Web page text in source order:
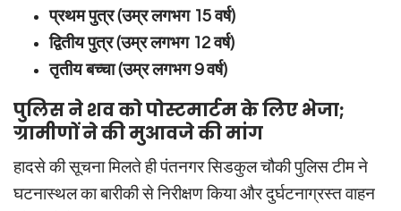
प्रथम पुत्र (उम्र लगभग 15 वर्ष)
द्वितीय पुत्र (उम्र लगभग 12 वर्ष)
तृतीय बच्चा (उम्र लगभग 9 वर्ष)
पुलिस ने शव को पोस्टमार्टम के लिए भेजा;
ग्रामीणों ने की मुआवजे की मांग
हादसे की सूचना मिलते ही पंतनगर सिडकुल चौकी पुलिस टीम ने
घटनास्थल का बारीकी से निरीक्षण किया और दुर्घटनाग्रस्त वाहन